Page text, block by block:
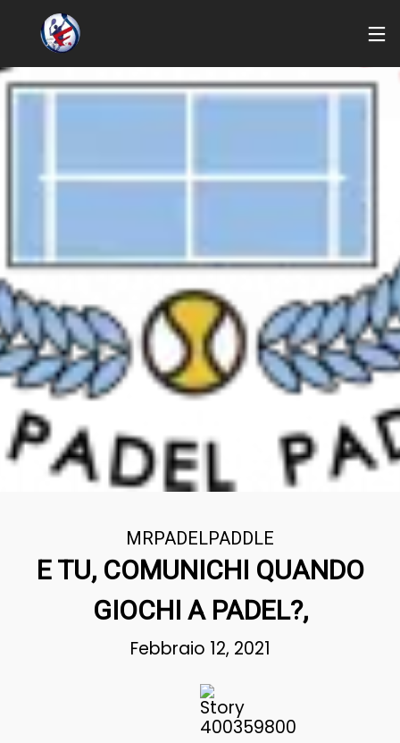
MRPADELPADDLE
E TU, COMUNICHI QUANDO
GIOCHI A PADEL?,
Febbraio 12, 2021